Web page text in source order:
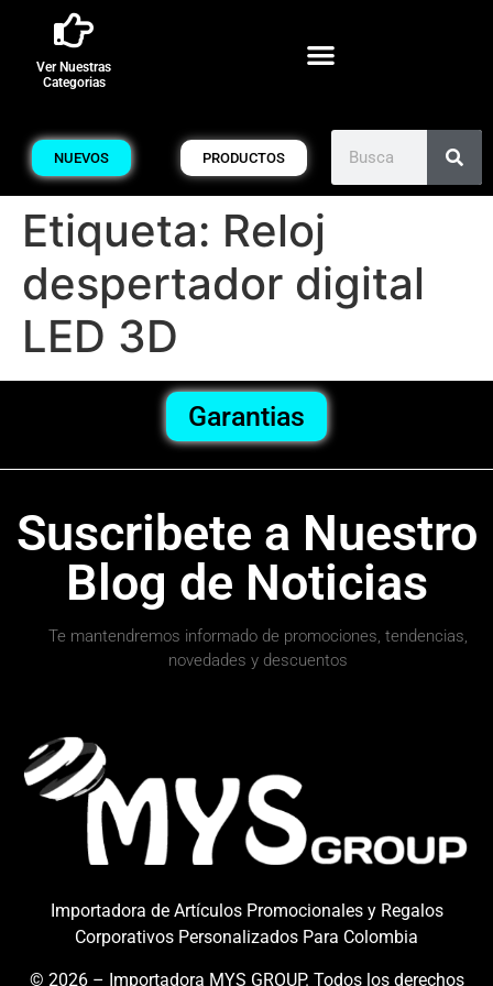
Ver Nuestras
Categorias
NUEVOS PRODUCTOS
Etiqueta: Reloj
despertador digital
LED 3D
Garantias
Suscribete a Nuestro
Blog de Noticias
Te mantendremos informado de promociones, tendencias,
novedades y descuentos
info@mysgroupcol.com +57 317 364 4411
Importadora de Artículos Promocionales y Regalos
Corporativos Personalizados Para Colombia
© 2026 – Importadora MYS GROUP. Todos los derechos